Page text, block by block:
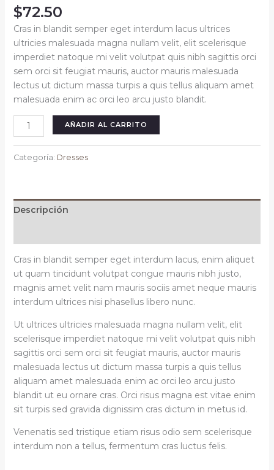
$72.50
Cras in blandit semper eget interdum lacus ultrices
ultricies malesuada magna nullam velit, elit scelerisque
imperdiet natoque mi velit volutpat quis nibh sagittis orci
sem orci sit feugiat mauris, auctor mauris malesuada
lectus ut dictum massa turpis a quis tellus aliquam amet
malesuada enim ac orci leo arcu justo blandit.
Meena
dress
maroon
cantidad
AÑADIR AL CARRITO
Categoría: Dresses
Descripción
Cras in blandit semper eget interdum lacus, enim aliquet
ut quam tincidunt volutpat congue mauris nibh justo,
magnis amet velit nam mauris sociis amet neque mauris
interdum ultrices nisi phasellus libero nunc.
Ut ultrices ultricies malesuada magna nullam velit, elit
scelerisque imperdiet natoque mi velit volutpat quis nibh
sagittis orci sem orci sit feugiat mauris, auctor mauris
malesuada lectus ut dictum massa turpis a quis tellus
aliquam amet malesuada enim ac orci leo arcu justo
blandit ut eu ornare cras. Orci risus magna est vitae enim
sit turpis sed gravida dignissim cras dictum in metus id.
Venenatis sed tristique etiam risus odio sem scelerisque
interdum non a tellus, fermentum cras luctus felis.